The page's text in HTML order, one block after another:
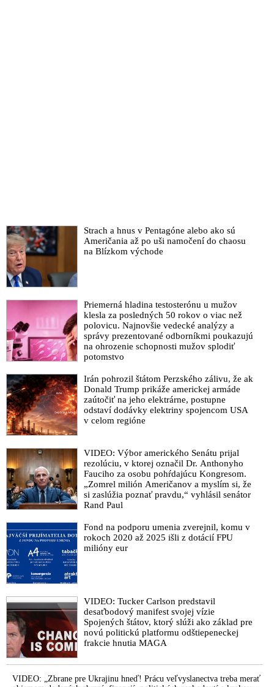
Strach a hnus v Pentagóne alebo ako sú
Američania až po uši namočení do chaosu
na Blízkom východe
Priemerná hladina testosterónu u mužov
klesla za posledných 50 rokov o viac než
polovicu. Najnovšie vedecké analýzy a
správy prezentované odborníkmi poukazujú
na ohrozenie schopnosti mužov splodiť
potomstvo
Irán pohrozil štátom Perzského zálivu, že ak
Donald Trump prikáže americkej armáde
zaútočiť na jeho elektrárne, postupne
odstaví dodávky elektriny spojencom USA
v celom regióne
VIDEO: Výbor amerického Senátu prijal
rezolúciu, v ktorej označil Dr. Anthonyho
Fauciho za osobu pohŕdajúcu Kongresom.
„Zomrel milión Američanov a myslím si, že
si zaslúžia poznať pravdu,“ vyhlásil senátor
Rand Paul
Fond na podporu umenia zverejnil, komu v
rokoch 2020 až 2025 išli z dotácií FPU
milióny eur
VIDEO: Tucker Carlson predstavil
desaťbodový manifest svojej vízie
Spojených štátov, ktorý slúži ako základ pre
novú politickú platformu odštiepeneckej
frakcie hnutia MAGA
VIDEO: „Zbrane pre Ukrajinu hneď! Prácu veľvyslanectva treba merať